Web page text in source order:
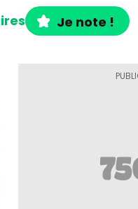
Je note !